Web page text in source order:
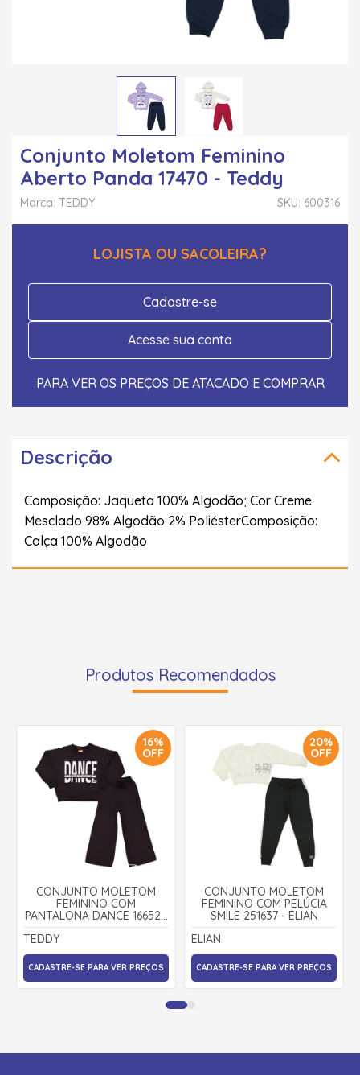
Conjunto Moletom Feminino
Aberto Panda 17470 - Teddy
SKU: 600316
Marca: TEDDY
LOJISTA OU SACOLEIRA?
Cadastre-se
Acesse sua conta
PARA VER OS PREÇOS DE ATACADO E COMPRAR
Descrição
Composição: Jaqueta 100% Algodão; Cor Creme
Mesclado 98% Algodão 2% PoliésterComposição:
Calça 100% Algodão
Produtos Recomendados
16%
OFF
CONJUNTO MOLETOM
FEMININO COM
PANTALONA DANCE 16652 -
TEDDY
TEDDY
CADASTRE-SE PARA VER PREÇOS
20%
OFF
CONJUNTO MOLETOM
FEMININO COM PELÚCIA
SMILE 251637 - ELIAN
ELIAN
CADASTRE-SE PARA VER PREÇOS